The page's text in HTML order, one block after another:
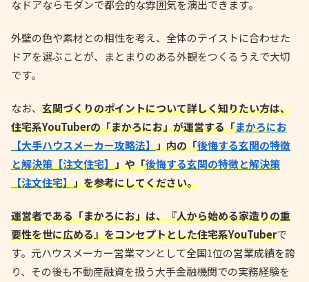
なドアならモダンで都会的な雰囲気を演出できます。
外壁の色や素材との相性を考え、全体のテイストに合わせた
ドアを選ぶことが、まとまりのある外観をつくるうえで大切
です。
なお、 玄関づくりのポイントについて詳しく知りたい方は、
住宅系YouTuberの「まかろにお」が運営する「まかろにお
【大手ハウスメーカー攻略法】」内の「後悔する玄関の特徴
と解決策【注文住宅】」や「後悔する玄関の特徴と解決策
【注文住宅】」を参考にしてください。
運営者である「まかろにお」は、『人から始める家造りの重
要性を世に広める』をコンセプトとした住宅系YouTuberで
す。元ハウスメーカー営業マンとして全国1位の営業成績を誇
り、その後も不動産融資を扱う大手金融機関での実務経験を